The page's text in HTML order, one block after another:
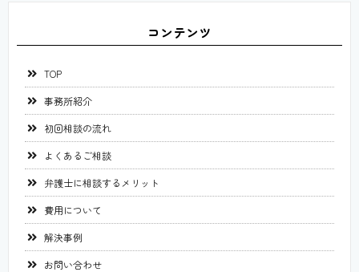
コンテンツ
TOP
事務所紹介
初回相談の流れ
よくあるご相談
弁護士に相談するメリット
費用について
解決事例
お問い合わせ